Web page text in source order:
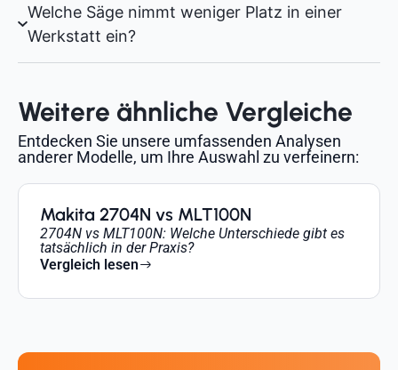
Welche Säge nimmt weniger Platz in einer
Werkstatt ein?
Weitere ähnliche Vergleiche
Entdecken Sie unsere umfassenden Analysen
anderer Modelle, um Ihre Auswahl zu verfeinern:
Makita 2704N vs MLT100N
2704N vs MLT100N: Welche Unterschiede gibt es
tatsächlich in der Praxis?
Vergleich lesen